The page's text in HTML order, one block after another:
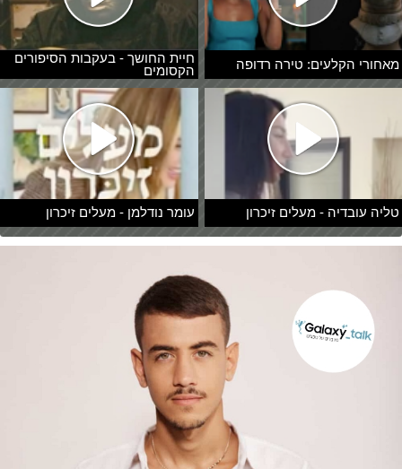
מאחורי הקלעים: טירה רדופה
חיית החושך - בעקבות הסיפורים
הקסומים
טליה עובדיה - מעלים זיכרון עומר נודלמן - מעלים זיכרון